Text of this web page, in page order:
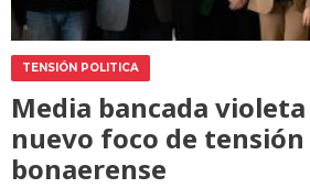
TENSIÓN POLITICA
Media bancada
nuevo foco de tensión
bonaerense